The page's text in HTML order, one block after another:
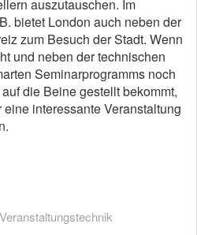
auszutauschen. Im
bietet London auch neben der
zum Besuch der Stadt. Wenn
und neben der technischen
Seminarprogramms noch
die Beine gestellt bekommt,
interessante Veranstaltung
Veranstaltungstechnik